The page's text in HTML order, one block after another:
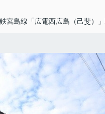
宮島線「広電西広島（己斐）